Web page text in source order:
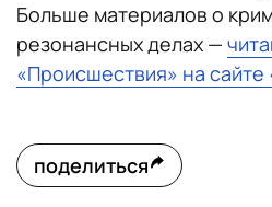
Больше материалов о
резонансных делах —
«Происшествия» на
поделиться